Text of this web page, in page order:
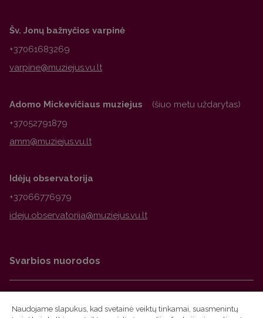
Šv. Jonų bažnyčios varpinė
+37061683269
Adomo Mickevičiaus muziejus (šiuo metu uždarytas)
+37052791879
Idėjų observatorija
+37066776979
Svarbios nuorodos
Naudojame slapukus, kad svetainė veiktų tinkamai, suasmenintų